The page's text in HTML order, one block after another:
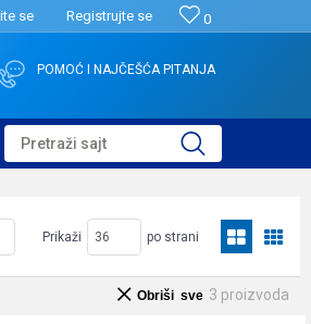
0
se Registrujte se
POMOĆ I NAJČEŠĆA PITANJA
Pretraži sajt
Prikaži po strani
3 proizvoda
Obriši sve